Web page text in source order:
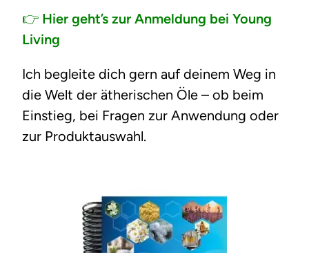
👉 Hier geht’s zur Anmeldung bei Young
Living
Ich begleite dich gern auf deinem Weg in
die Welt der ätherischen Öle – ob beim
Einstieg, bei Fragen zur Anwendung oder
zur Produktauswahl.